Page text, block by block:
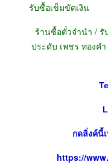
รับซื้อเข็มขัดเงิน
ร้านซื้อตั๋วจำนำ / รั
ประดับ เพชร ทองค
กดลิ่งค์นี้
https://